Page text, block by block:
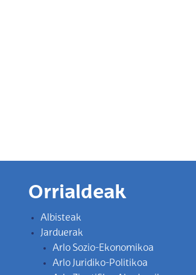
Orrialdeak
Albisteak
Jarduerak
Arlo Sozio-Ekonomikoa
Arlo Juridiko-Politikoa